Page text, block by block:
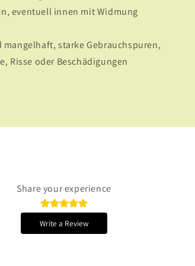
eventuell innen mit Widmung
mangelhaft, starke Gebrauchspuren,
Risse oder Beschädigungen
Share your experience
Write a Review